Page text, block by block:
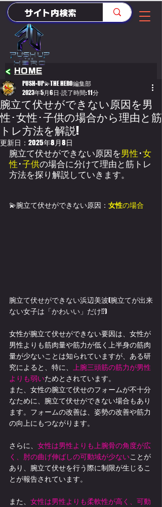
HOME
<
腕立て伏せができない原因を男
性･女性･子供の場合から理由と筋
トレ方法を解説!
PUSH-UP💫THE HERO編集部
2023年5月6日 読了時間: 11分
更新日： 2025年8月8日
腕立て伏せができない原因を男性･女
性･子供の場合に分けて理由と筋トレ
方法を探り解説していきます。
💫腕立て伏せができない原因： 女性の場合
腕立て伏せができない浜辺美波(腕立てが出来
ない女子は「かわいい」だけ⁉)
女性が腕立て伏せができない要因は、女性が
男性よりも筋肉量や筋力が低く上半身の筋肉
量が少ないことは知られていますが、ある研
究によると、特に、
上腕三頭筋の筋力が男性
よりも弱いためとされています。
また、女性の腕立て伏せのフォームが不十分
なために、腕立て伏せができない場合もあり
ます。フォームの改善は、姿勢の改善や筋力
の向上にもつながります。
さらに、 女性は男性よりも上腕骨の角度が広
く、肘の曲げ伸ばしの可動域が少ないことが
あり、腕立て伏せを行う際に制限が生じるこ
とが報告されています。
また、 女性は男性よりも柔軟性が高く、可動